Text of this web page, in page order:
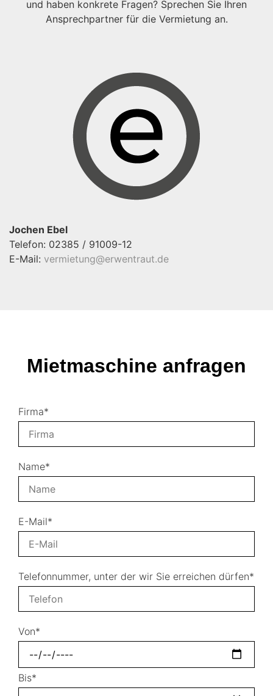
und haben konkrete Fragen? Sprechen Sie Ihren
Ansprechpartner für die Vermietung an.
Jochen Ebel
Telefon: 02385 / 91009-12
E-Mail: vermietung@erwentraut.de
Mietmaschine anfragen
Firma*
Name*
E-Mail*
Telefonnummer, unter der wir Sie erreichen dürfen*
Von*
Bis*